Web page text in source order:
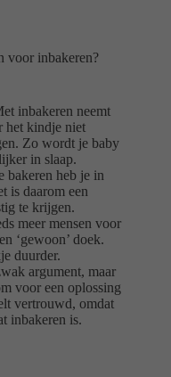
voor inbakeren?
inbakeren neemt
het kindje niet
Zo wordt je baby
in slaap.
bakeren heb je in
is daarom een
te krijgen.
meer mensen voor
‘gewoon’ doek.
duurder.
argument, maar
voor een oplossing
vertrouwd, omdat
inbakeren is.